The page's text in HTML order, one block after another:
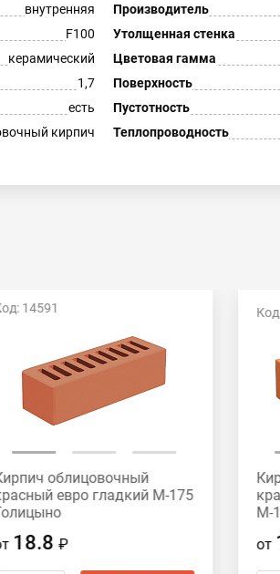
внутренняя Производитель
F100 Утолщенная стенка
керамический Цветовая гамма
1,7 Поверхность
есть Пустотность
кирпич Теплопроводность
14591
облицовочный
евро гладкий М-175
18.8 ₽
М-
от